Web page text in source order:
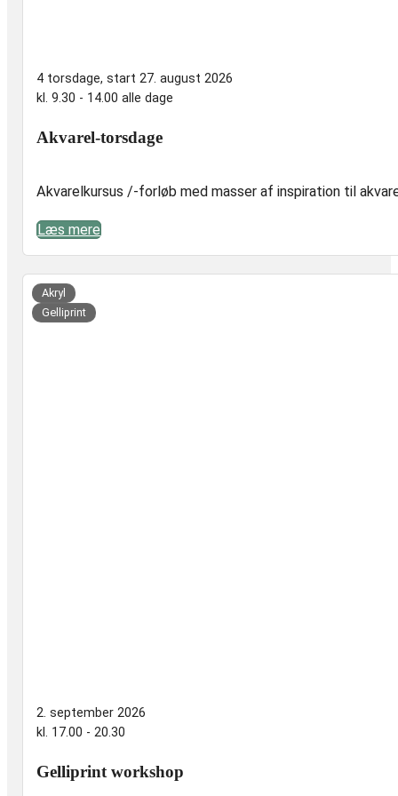
4 torsdage, start 27. august 2026
kl. 9.30 - 14.00 alle dage
Akvarel-torsdage
Akvarelkursus /-forløb med masser af inspiration til
Læs mere
Akryl
Gelliprint
2. september 2026
kl. 17.00 - 20.30
Gelliprint workshop